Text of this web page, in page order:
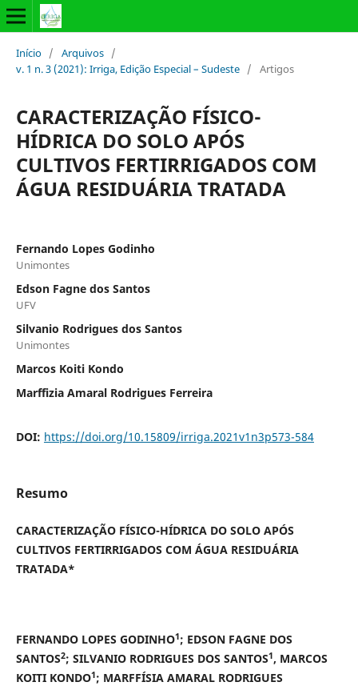
Início / Arquivos /
v. 1 n. 3 (2021): Irriga, Edição Especial – Sudeste / Artigos
CARACTERIZAÇÃO FÍSICO-
HÍDRICA DO SOLO APÓS
CULTIVOS FERTIRRIGADOS COM
ÁGUA RESIDUÁRIA TRATADA
Fernando Lopes Godinho
Unimontes
Edson Fagne dos Santos
UFV
Silvanio Rodrigues dos Santos
Unimontes
Marcos Koiti Kondo
Marffizia Amaral Rodrigues Ferreira
DOI: https://doi.org/10.15809/irriga.2021v1n3p573-584
Resumo
CARACTERIZAÇÃO FÍSICO-HÍDRICA DO SOLO APÓS
CULTIVOS FERTIRRIGADOS COM ÁGUA RESIDUÁRIA
TRATADA*
FERNANDO LOPES GODINHO1; EDSON FAGNE DOS
SANTOS2; SILVANIO RODRIGUES DOS SANTOS1, MARCOS
KOITI KONDO1; MARFFÍSIA AMARAL RODRIGUES